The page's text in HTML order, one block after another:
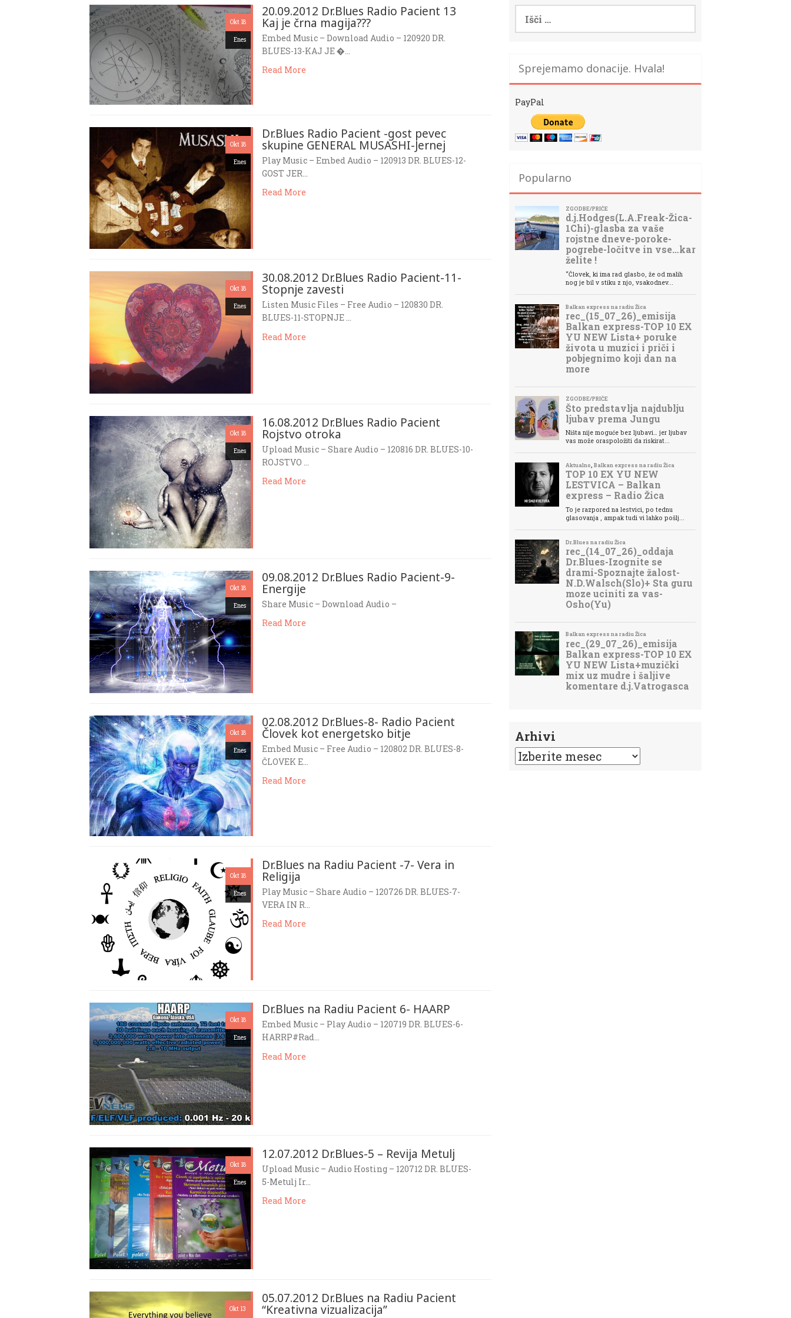
Okt 18
Enes
20.09.2012 Dr.Blues Radio Pacient 13
Kaj je črna magija???
Embed Music – Download Audio – 120920 DR.
BLUES-13-KAJ JE �…
Read More
Okt 18
Enes
Dr.Blues Radio Pacient -gost pevec
skupine GENERAL MUSASHI-Jernej
Play Music – Embed Audio – 120913 DR. BLUES-12-
GOST JER…
Read More
Okt 18
Enes
30.08.2012 Dr.Blues Radio Pacient-11-
Stopnje zavesti
Listen Music Files – Free Audio – 120830 DR.
BLUES-11-STOPNJE …
Read More
Okt 18
Enes
16.08.2012 Dr.Blues Radio Pacient
Rojstvo otroka
Upload Music – Share Audio – 120816 DR. BLUES-10-
ROJSTVO …
Read More
Okt 18
Enes
09.08.2012 Dr.Blues Radio Pacient-9-
Energije
Share Music – Download Audio –
Read More
Okt 18
Enes
02.08.2012 Dr.Blues-8- Radio Pacient
Človek kot energetsko bitje
Embed Music – Free Audio – 120802 DR. BLUES-8-
ČLOVEK E…
Read More
Okt 18
Enes
Dr.Blues na Radiu Pacient -7- Vera in
Religija
Play Music – Share Audio – 120726 DR. BLUES-7-
VERA IN R…
Read More
Okt 18
Enes
Dr.Blues na Radiu Pacient 6- HAARP
Embed Music – Play Audio – 120719 DR. BLUES-6-
HARRP#Rad…
Read More
Okt 18
Enes
12.07.2012 Dr.Blues-5 – Revija Metulj
Upload Music – Audio Hosting – 120712 DR. BLUES-
5-Metulj Ir…
Read More
Okt 13
05.07.2012 Dr.Blues na Radiu Pacient
“Kreativna vizualizacija”
Išči:
Sprejemamo donacije. Hvala!
PayPal
Popularno
Arhivi